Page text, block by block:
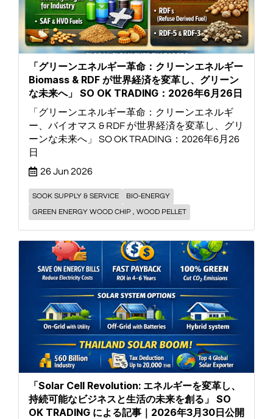
「グリーンエネルギー革命：クリーンエネルギー
Biomass & RDF が世界経済を変革し、グリーン
な未来へ」 SO OK TRADING：2026年6月26日
「グリーンエネルギー革命：クリーンエネルギ
ー、バイオマス & RDF が世界経済を変革し、グリ
ーンな未来へ」 SO OK TRADING：2026年6月26
日
26 Jun 2026
SOOK SUPPLY & SERVICE
BIO-ENERGY
GREEN ENERGY WOOD CHIP , WOOD PELLET
「Solar Cell Revolution: エネルギーを変革し、
持続可能なビジネスと生活の未来を創る」 SO
OK TRADING による記事｜2026年3月30日公開